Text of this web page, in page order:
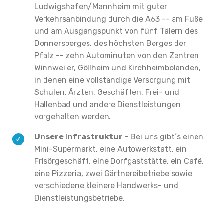
Ludwigshafen/Mannheim mit guter
Verkehrsanbindung durch die A63 -- am Fuße
und am Ausgangspunkt von fünf Tälern des
Donnersberges, des höchsten Berges der
Pfalz -- zehn Autominuten von den Zentren
Winnweiler, Göllheim und Kirchheimbolanden,
in denen eine vollständige Versorgung mit
Schulen, Ärzten, Geschäften, Frei- und
Hallenbad und andere Dienstleistungen
vorgehalten werden.
Unsere Infrastruktur - Bei uns gibt´s einen
Mini-Supermarkt, eine Autowerkstatt, ein
Frisörgeschäft, eine Dorfgaststätte, ein Café,
eine Pizzeria, zwei Gärtnereibetriebe sowie
verschiedene kleinere Handwerks- und
Dienstleistungsbetriebe.